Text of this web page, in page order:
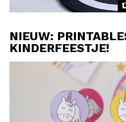
NIEUW:
KINDERFEESTJE!